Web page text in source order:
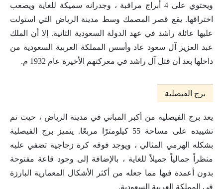
ويحتوي على 4 أبراج مراقبة ، وجدرانه سميكة للغاية ويصعب
اختراقها. يقع قصر المصمك وسط مدينة الرياض التي استولت
عليها عائلة راشد في عهد الدولة السعودية الثانية. إلا أن الملك
عبد العزيز آل سعود عاد وأسس المملكة العربية السعودية من
داخلها بعد أن قتل آل راشد في معركتهم الأخيرة عام 1932 م.
برج الفيصلية
يعد برج الفيصلية من أكبر المباني في مدينة الرياض ، حيث تم
تشييده على مساحة 55 كيلومترًا مربعًا. يتميز برج الفيصلية
بشكله الهرمي المثالي ، ويوجد فوقه كرة زجاجية تضفي عليه
منظراً جمالياً جميلاً للغاية ، بالإضافة إلى وجود قاعة مفتوحة
بدون أعمدة فيها مما جعله من أكثر الأشكال المعمارية البارزة
في المملكة العربية السعودية.